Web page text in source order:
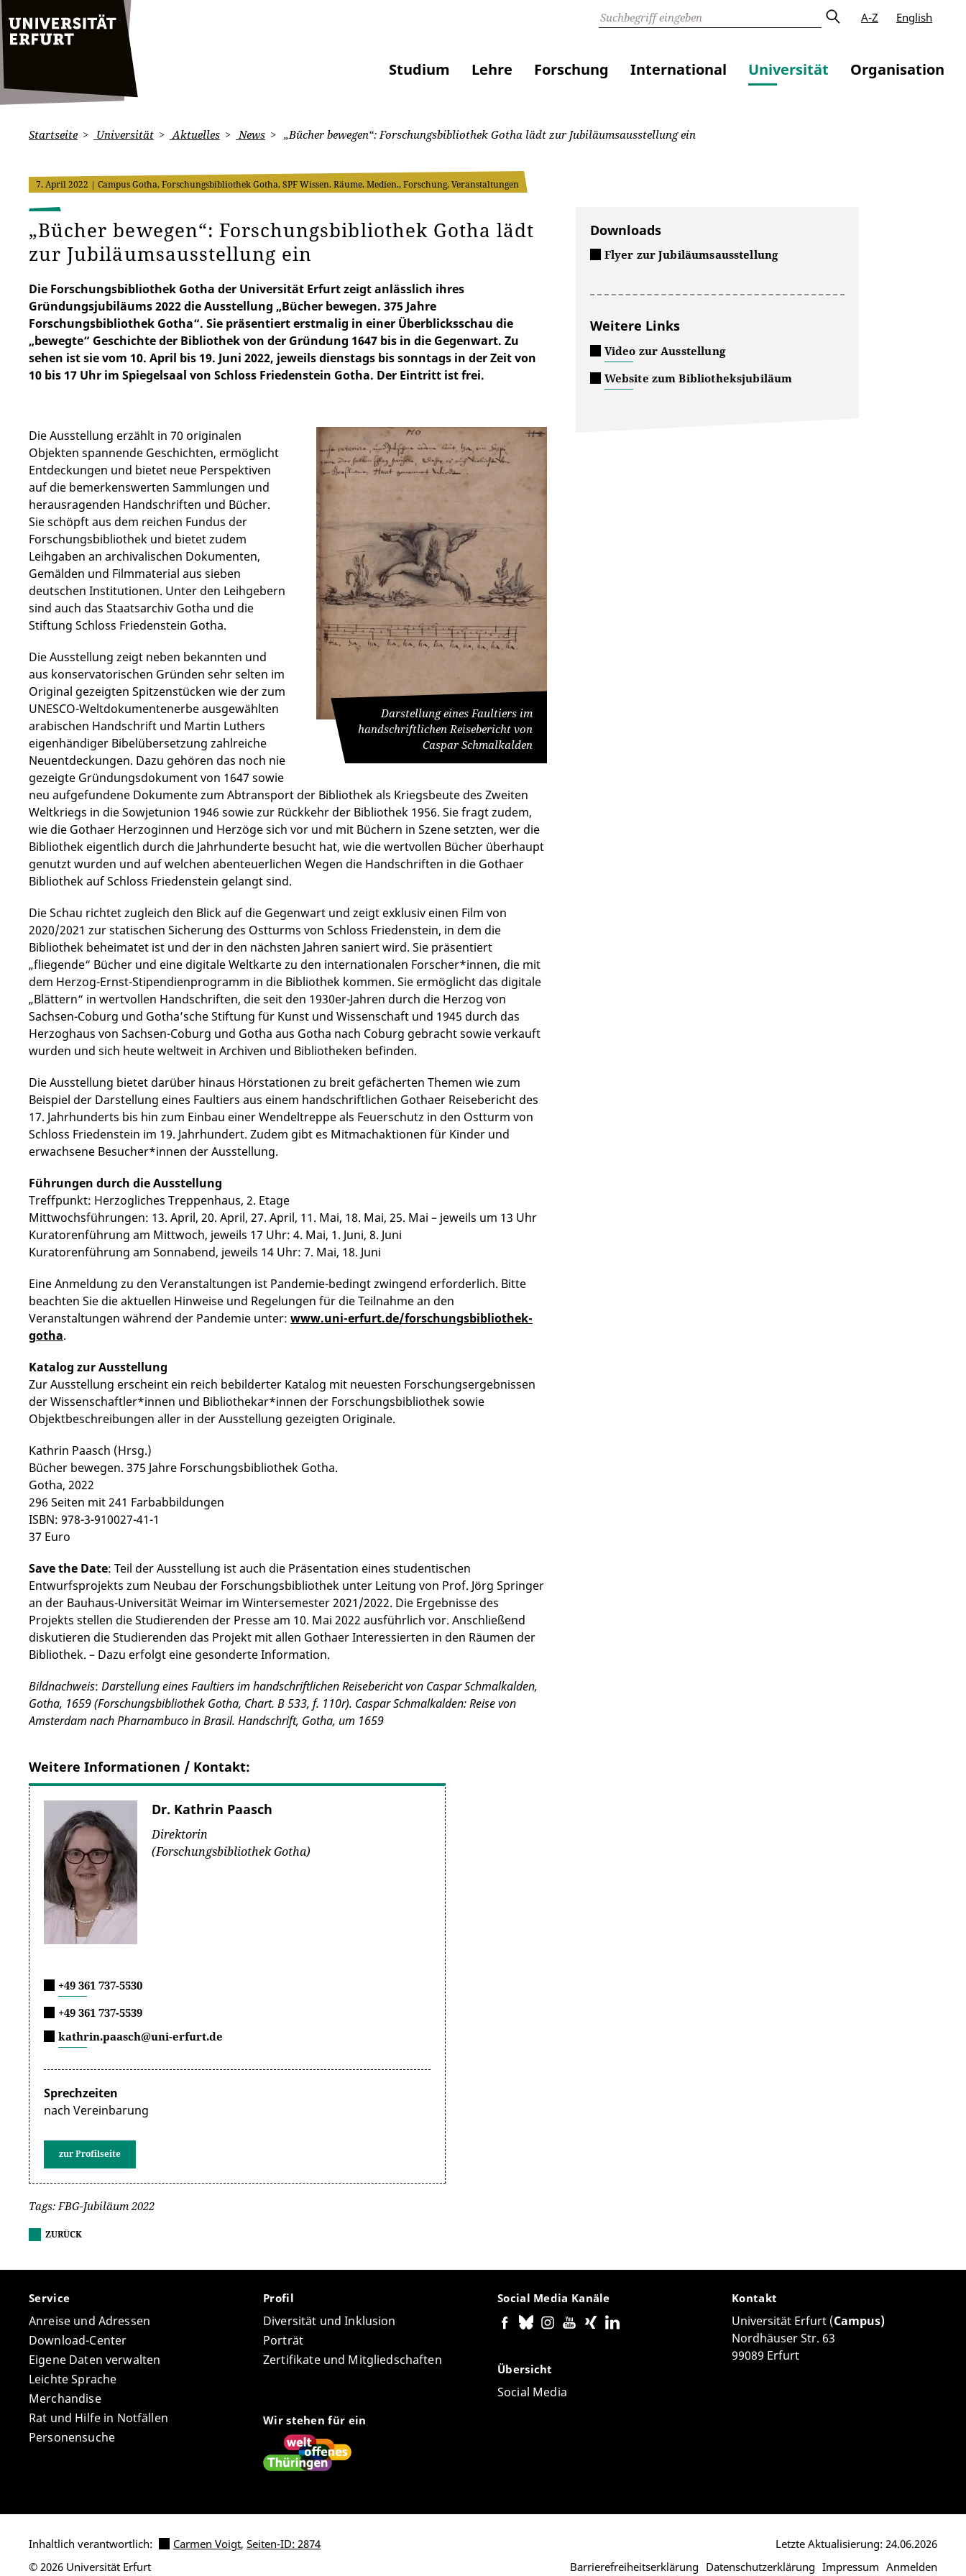
A-Z English
Studium Lehre Forschung International Universität Organisation
Startseite Universität Aktuelles News „Bücher bewegen“: Forschungsbibliothek Gotha lädt zur Jubiläumsausstellung ein
7. April 2022 | Campus Gotha, Forschungsbibliothek Gotha, SPF Wissen. Räume. Medien., Forschung, Veranstaltungen
„Bücher bewegen“: Forschungsbibliothek Gotha lädt
zur Jubiläumsausstellung ein
Die Forschungsbibliothek Gotha der Universität Erfurt zeigt anlässlich ihres
Gründungsjubiläums 2022 die Ausstellung „Bücher bewegen. 375 Jahre
Forschungsbibliothek Gotha“. Sie präsentiert erstmalig in einer Überblicksschau die
„bewegte“ Geschichte der Bibliothek von der Gründung 1647 bis in die Gegenwart. Zu
sehen ist sie vom 10. April bis 19. Juni 2022, jeweils dienstags bis sonntags in der Zeit von
10 bis 17 Uhr im Spiegelsaal von Schloss Friedenstein Gotha. Der Eintritt ist frei.
Darstellung eines Faultiers im
handschriftlichen Reisebericht von
Caspar Schmalkalden
Die Ausstellung erzählt in 70 originalen
Objekten spannende Geschichten, ermöglicht
Entdeckungen und bietet neue Perspektiven
auf die bemerkenswerten Sammlungen und
herausragenden Handschriften und Bücher.
Sie schöpft aus dem reichen Fundus der
Forschungsbibliothek und bietet zudem
Leihgaben an archivalischen Dokumenten,
Gemälden und Filmmaterial aus sieben
deutschen Institutionen. Unter den Leihgebern
sind auch das Staatsarchiv Gotha und die
Stiftung Schloss Friedenstein Gotha.
Die Ausstellung zeigt neben bekannten und
aus konservatorischen Gründen sehr selten im
Original gezeigten Spitzenstücken wie der zum
UNESCO-Weltdokumentenerbe ausgewählten
arabischen Handschrift und Martin Luthers
eigenhändiger Bibelübersetzung zahlreiche
Neuentdeckungen. Dazu gehören das noch nie
gezeigte Gründungsdokument von 1647 sowie
neu aufgefundene Dokumente zum Abtransport der Bibliothek als Kriegsbeute des Zweiten
Weltkriegs in die Sowjetunion 1946 sowie zur Rückkehr der Bibliothek 1956. Sie fragt zudem,
wie die Gothaer Herzoginnen und Herzöge sich vor und mit Büchern in Szene setzten, wer die
Bibliothek eigentlich durch die Jahrhunderte besucht hat, wie die wertvollen Bücher überhaupt
genutzt wurden und auf welchen abenteuerlichen Wegen die Handschriften in die Gothaer
Bibliothek auf Schloss Friedenstein gelangt sind.
Die Schau richtet zugleich den Blick auf die Gegenwart und zeigt exklusiv einen Film von
2020/2021 zur statischen Sicherung des Ostturms von Schloss Friedenstein, in dem die
Bibliothek beheimatet ist und der in den nächsten Jahren saniert wird. Sie präsentiert
„fliegende“ Bücher und eine digitale Weltkarte zu den internationalen Forscher*innen, die mit
dem Herzog-Ernst-Stipendienprogramm in die Bibliothek kommen. Sie ermöglicht das digitale
„Blättern“ in wertvollen Handschriften, die seit den 1930er-Jahren durch die Herzog von
Sachsen-Coburg und Gotha’sche Stiftung für Kunst und Wissenschaft und 1945 durch das
Herzoghaus von Sachsen-Coburg und Gotha aus Gotha nach Coburg gebracht sowie verkauft
wurden und sich heute weltweit in Archiven und Bibliotheken befinden.
Die Ausstellung bietet darüber hinaus Hörstationen zu breit gefächerten Themen wie zum
Beispiel der Darstellung eines Faultiers aus einem handschriftlichen Gothaer Reisebericht des
17. Jahrhunderts bis hin zum Einbau einer Wendeltreppe als Feuerschutz in den Ostturm von
Schloss Friedenstein im 19. Jahrhundert. Zudem gibt es Mitmachaktionen für Kinder und
erwachsene Besucher*innen der Ausstellung.
Führungen durch die Ausstellung
Treffpunkt: Herzogliches Treppenhaus, 2. Etage
Mittwochsführungen: 13. April, 20. April, 27. April, 11. Mai, 18. Mai, 25. Mai – jeweils um 13 Uhr
Kuratorenführung am Mittwoch, jeweils 17 Uhr: 4. Mai, 1. Juni, 8. Juni
Kuratorenführung am Sonnabend, jeweils 14 Uhr: 7. Mai, 18. Juni
Eine Anmeldung zu den Veranstaltungen ist Pandemie-bedingt zwingend erforderlich. Bitte
beachten Sie die aktuellen Hinweise und Regelungen für die Teilnahme an den
Veranstaltungen während der Pandemie unter: www.uni-erfurt.de/forschungsbibliothek-
gotha.
Katalog zur Ausstellung
Zur Ausstellung erscheint ein reich bebilderter Katalog mit neuesten Forschungsergebnissen
der Wissenschaftler*innen und Bibliothekar*innen der Forschungsbibliothek sowie
Objektbeschreibungen aller in der Ausstellung gezeigten Originale.
Kathrin Paasch (Hrsg.)
Bücher bewegen. 375 Jahre Forschungsbibliothek Gotha.
Gotha, 2022
296 Seiten mit 241 Farbabbildungen
ISBN: 978-3-910027-41-1
37 Euro
Save the Date: Teil der Ausstellung ist auch die Präsentation eines studentischen
Entwurfsprojekts zum Neubau der Forschungsbibliothek unter Leitung von Prof. Jörg Springer
an der Bauhaus-Universität Weimar im Wintersemester 2021/2022. Die Ergebnisse des
Projekts stellen die Studierenden der Presse am 10. Mai 2022 ausführlich vor. Anschließend
diskutieren die Studierenden das Projekt mit allen Gothaer Interessierten in den Räumen der
Bibliothek. – Dazu erfolgt eine gesonderte Information.
Bildnachweis: Darstellung eines Faultiers im handschriftlichen Reisebericht von Caspar Schmalkalden,
Gotha, 1659 (Forschungsbibliothek Gotha, Chart. B 533, f. 110r). Caspar Schmalkalden: Reise von
Amsterdam nach Pharnambuco in Brasil. Handschrift, Gotha, um 1659
Weitere Informationen / Kontakt:
Dr. Kathrin Paasch
Direktorin
(Forschungsbibliothek Gotha)
+49 361 737-5530
+49 361 737-5539
kathrin.paasch@uni-erfurt.de
Sprechzeiten
nach Vereinbarung
zur Profilseite
Tags: FBG-Jubiläum 2022
Downloads
Flyer zur Jubiläumsausstellung
Weitere Links
Video zur Ausstellung
Website zum Bibliotheksjubiläum
ZURÜCK
Service
Anreise und Adressen
Download-Center
Eigene Daten verwalten
Leichte Sprache
Merchandise
Rat und Hilfe in Notfällen
Personensuche
Profil
Diversität und Inklusion
Porträt
Zertifikate und Mitgliedschaften
Wir stehen für ein
Social Media Kanäle
Übersicht
Social Media
Kontakt
Universität Erfurt (Campus)
Nordhäuser Str. 63
99089 Erfurt
Inhaltlich verantwortlich: Carmen Voigt, Seiten-ID: 2874
Barrierefreiheitserklärung Datenschutzerklärung Impressum Anmelden
Letzte Aktualisierung: 24.06.2026
© 2026 Universität Erfurt